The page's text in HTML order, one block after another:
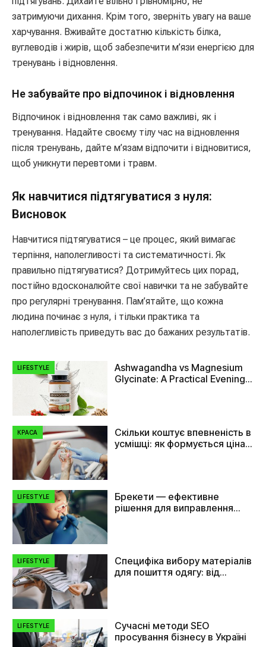
затримуючи дихання. Крім того, зверніть увагу на ваше
харчування. Вживайте достатню кількість білка,
вуглеводів і жирів, щоб забезпечити м’язи енергією для
тренувань і відновлення.
Не забувайте про відпочинок і відновлення
Відпочинок і відновлення так само важливі, як і
тренування. Надайте своєму тілу час на відновлення
після тренувань, дайте м’язам відпочити і відновитися,
щоб уникнути перевтоми і травм.
Як навчитися підтягуватися з нуля:
Висновок
Навчитися підтягуватися – це процес, який вимагає
терпіння, наполегливості та систематичності. Як
правильно підтягуватися? Дотримуйтесь цих порад,
постійно вдосконалюйте свої навички та не забувайте
про регулярні тренування. Пам’ятайте, що кожна
людина починає з нуля, і тільки практика та
наполегливість приведуть вас до бажаних результатів.
LIFESTYLE
Ashwagandha vs Magnesium
Glycinate: A Practical Evening
КРАСА
Скільки коштує впевненість в
усмішці: як формується ціна
LIFESTYLE
Брекети — ефективне
рішення для виправлення
LIFESTYLE
Специфіка вибору матеріалів
для пошиття одягу: від
LIFESTYLE
Сучасні методи SEO
просування бізнесу в Україні